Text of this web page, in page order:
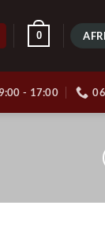
0
- 17:00